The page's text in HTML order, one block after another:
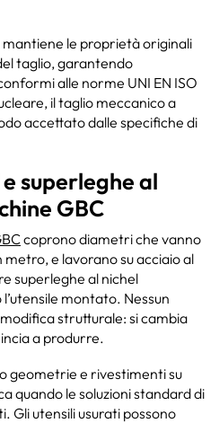
le proprietà originali
taglio, garantendo
alle norme UNI EN ISO
il taglio meccanico a
accettato dalle specifiche di
superleghe al
GBC
coprono diametri che vanno
e lavorano su acciaio al
superleghe al nichel
montato. Nessun
strutturale: si cambia
a produrre.
geometrie e rivestimenti su
quando le soluzioni standard di
Gli utensili usurati possono